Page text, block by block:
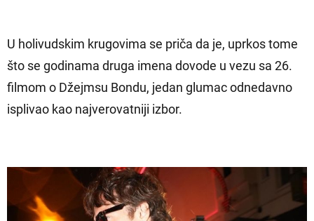
U holivudskim krugovima se priča da je, uprkos tome
što se godinama druga imena dovode u vezu sa 26.
filmom o Džejmsu Bondu, jedan glumac odnedavno
isplivao kao najverovatniji izbor.